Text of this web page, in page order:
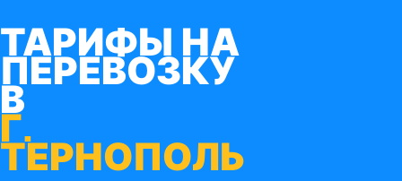
ТАРИФЫ НА
ПЕРЕВОЗКУ
В
Г.
ТЕРНОПОЛЬ